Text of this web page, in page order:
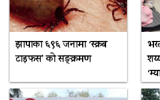
झापाका ६९६ जनामा ‘स्क्रब
टाइफस’ को सङ्क्रमण